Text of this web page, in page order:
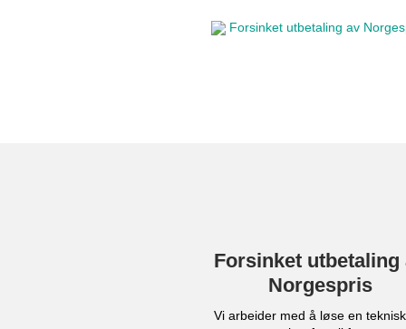
Forsinket utbetaling
Norgespris
Vi arbeider med å løse en